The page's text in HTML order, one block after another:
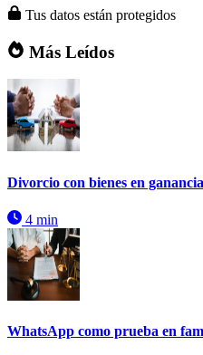
Tus datos están protegidos
Más Leídos
Divorcio con bienes en
4 min
WhatsApp como prueba en